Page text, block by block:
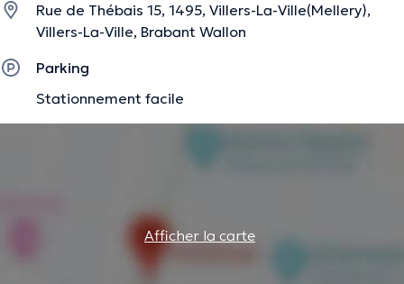
Rue de Thébais 15, 1495, Villers-La-Ville(Mellery),
Villers-La-Ville, Brabant Wallon
Parking
Stationnement facile
Afficher la carte